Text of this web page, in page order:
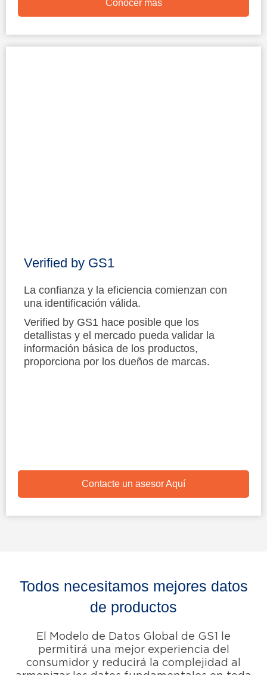
Conocer más
Verified by GS1
La confianza y la eficiencia comienzan con
una identificación válida.
Verified by GS1 hace posible que los
detallistas y el mercado pueda validar la
información básica de los productos,
proporciona por los dueños de marcas.
Contacte un asesor Aquí
Todos necesitamos mejores datos
de productos
El Modelo de Datos Global de GS1 le
permitirá una mejor experiencia del
consumidor y reducirá la complejidad al